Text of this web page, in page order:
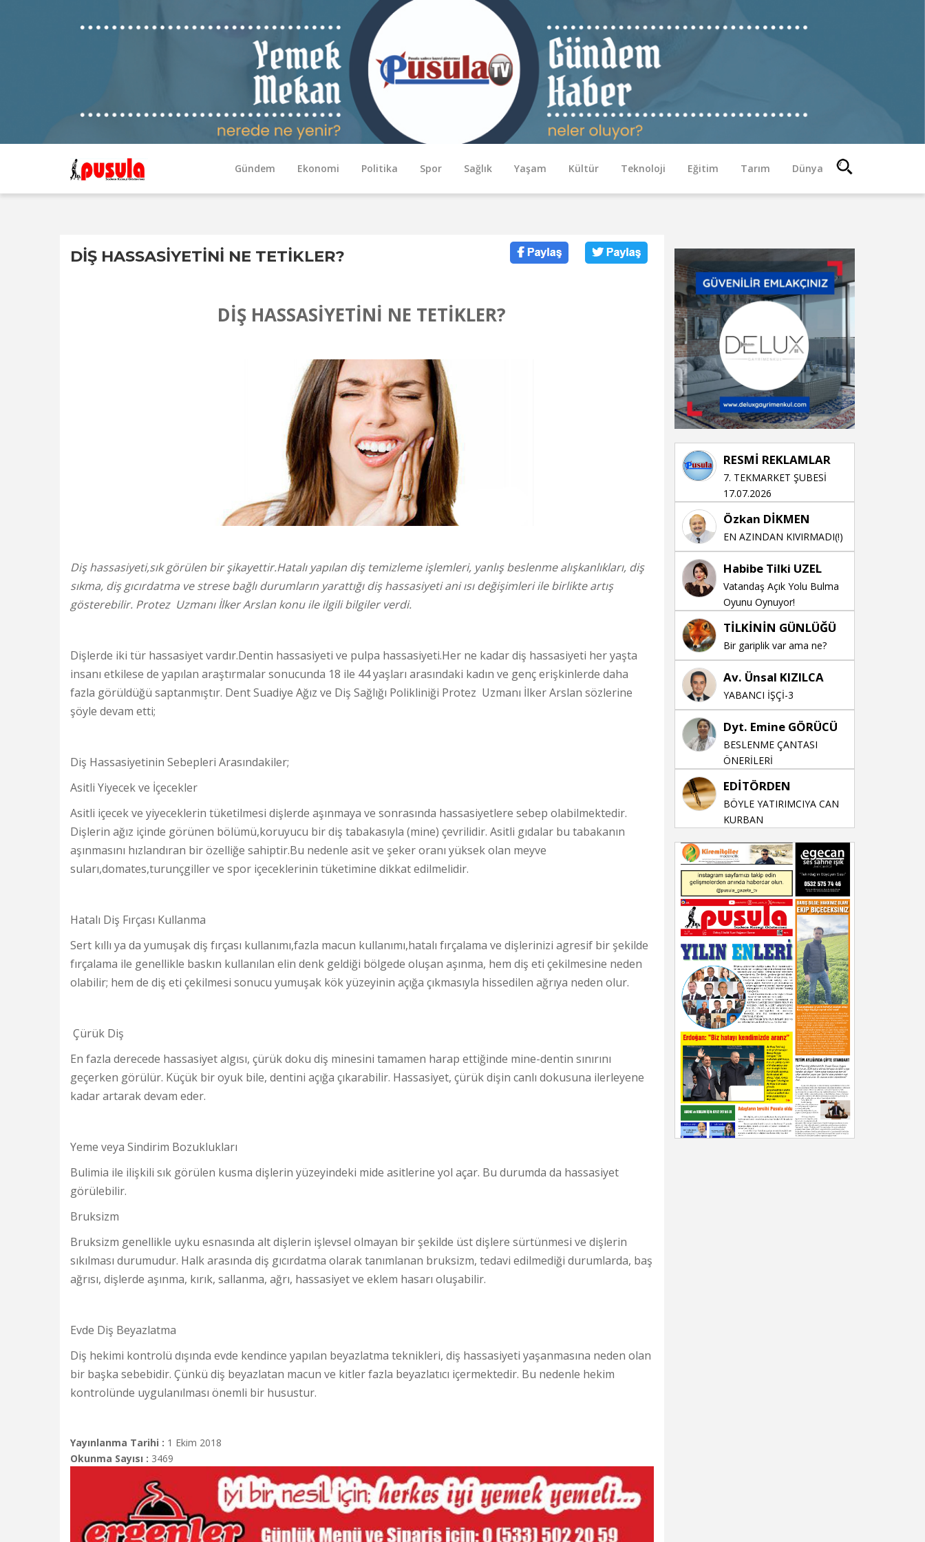
Gündem Ekonomi Politika Spor Sağlık Yaşam Kültür Teknoloji Eğitim Tarım Dünya
DİŞ HASSASİYETİNİ NE TETİKLER?
DİŞ HASSASİYETİNİ NE TETİKLER?
Diş hassasiyeti,sık görülen bir şikayettir.Hatalı yapılan diş temizleme işlemleri, yanlış beslenme alışkanlıkları, diş
sıkma, diş gıcırdatma ve strese bağlı durumların yarattığı diş hassasiyeti ani ısı değişimleri ile birlikte artış
gösterebilir. Protez Uzmanı İlker Arslan konu ile ilgili bilgiler verdi.
Dişlerde iki tür hassasiyet vardır.Dentin hassasiyeti ve pulpa hassasiyeti.Her ne kadar diş hassasiyeti her yaşta
insanı etkilese de yapılan araştırmalar sonucunda 18 ile 44 yaşları arasındaki kadın ve genç erişkinlerde daha
fazla görüldüğü saptanmıştır. Dent Suadiye Ağız ve Diş Sağlığı Polikliniği Protez Uzmanı İlker Arslan sözlerine
şöyle devam etti;
Diş Hassasiyetinin Sebepleri Arasındakiler;
Asitli Yiyecek ve İçecekler
Asitli içecek ve yiyeceklerin tüketilmesi dişlerde aşınmaya ve sonrasında hassasiyetlere sebep olabilmektedir.
Dişlerin ağız içinde görünen bölümü,koruyucu bir diş tabakasıyla (mine) çevrilidir. Asitli gıdalar bu tabakanın
aşınmasını hızlandıran bir özelliğe sahiptir.Bu nedenle asit ve şeker oranı yüksek olan meyve
suları,domates,turunçgiller ve spor içeceklerinin tüketimine dikkat edilmelidir.
Hatalı Diş Fırçası Kullanma
Sert kıllı ya da yumuşak diş fırçası kullanımı,fazla macun kullanımı,hatalı fırçalama ve dişlerinizi agresif bir şekilde
fırçalama ile genellikle baskın kullanılan elin denk geldiği bölgede oluşan aşınma, hem diş eti çekilmesine neden
olabilir; hem de diş eti çekilmesi sonucu yumuşak kök yüzeyinin açığa çıkmasıyla hissedilen ağrıya neden olur.
Çürük Diş
En fazla derecede hassasiyet algısı, çürük doku diş minesini tamamen harap ettiğinde mine-dentin sınırını
geçerken görülür. Küçük bir oyuk bile, dentini açığa çıkarabilir. Hassasiyet, çürük dişin canlı dokusuna ilerleyene
kadar artarak devam eder.
Yeme veya Sindirim Bozuklukları
Bulimia ile ilişkili sık görülen kusma dişlerin yüzeyindeki mide asitlerine yol açar. Bu durumda da hassasiyet
görülebilir.
Bruksizm
Bruksizm genellikle uyku esnasında alt dişlerin işlevsel olmayan bir şekilde üst dişlere sürtünmesi ve dişlerin
sıkılması durumudur. Halk arasında diş gıcırdatma olarak tanımlanan bruksizm, tedavi edilmediği durumlarda, baş
ağrısı, dişlerde aşınma, kırık, sallanma, ağrı, hassasiyet ve eklem hasarı oluşabilir.
Evde Diş Beyazlatma
Diş hekimi kontrolü dışında evde kendince yapılan beyazlatma teknikleri, diş hassasiyeti yaşanmasına neden olan
bir başka sebebidir. Çünkü diş beyazlatan macun ve kitler fazla beyazlatıcı içermektedir. Bu nedenle hekim
kontrolünde uygulanılması önemli bir husustur.
Yayınlanma Tarihi : 1 Ekim 2018
Okunma Sayısı : 3469
RESMİ REKLAMLAR
7. TEKMARKET ŞUBESİ
17.07.2026
Özkan DİKMEN
EN AZINDAN KIVIRMADI(!)
Habibe Tilki UZEL
Vatandaş Açık Yolu Bulma
Oyunu Oynuyor!
TİLKİNİN GÜNLÜĞÜ
Bir gariplik var ama ne?
Av. Ünsal KIZILCA
YABANCI İŞÇİ-3
Dyt. Emine GÖRÜCÜ
BESLENME ÇANTASI
ÖNERİLERİ
EDİTÖRDEN
BÖYLE YATIRIMCIYA CAN
KURBAN